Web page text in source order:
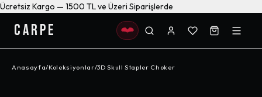
Ücretsiz Kargo — 1500 TL ve Üzeri Siparişlerde
CARPE
Anasayfa/Koleksiyonlar/3D Skull Stapler Choker